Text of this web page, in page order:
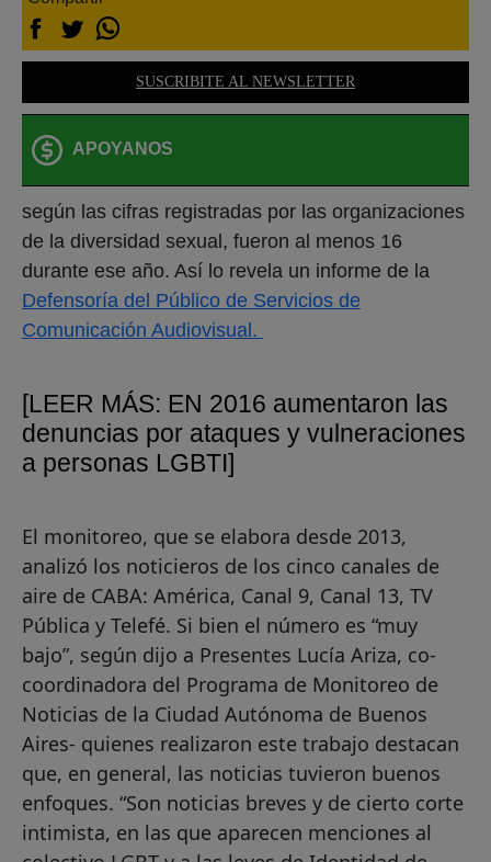
SUSCRIBITE AL NEWSLETTER
APOYANOS
según las cifras registradas por las organizaciones
de la diversidad sexual, fueron al menos 16
durante ese año. Así lo revela un informe de la
Defensoría del Público de Servicios de
Comunicación Audiovisual.
[LEER MÁS: EN 2016 aumentaron las
denuncias por ataques y vulneraciones
a personas LGBTI]
El monitoreo, que se elabora desde 2013,
analizó los noticieros de los cinco canales de
aire de CABA: América, Canal 9, Canal 13, TV
Pública y Telefé. Si bien el número es “muy
bajo”, según dijo a Presentes Lucía Ariza, co-
coordinadora del Programa de Monitoreo de
Noticias de la Ciudad Autónoma de Buenos
Aires- quienes realizaron este trabajo destacan
que, en general, las noticias tuvieron buenos
enfoques. “Son noticias breves y de cierto corte
intimista, en las que aparecen menciones al